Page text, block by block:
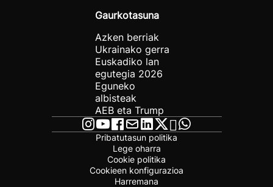
Gaurkotasuna
Azken berriak
Ukrainako gerra
Euskadiko lan
egutegia 2026
Eguneko
albisteak
AEB eta Trump
Pribatutasun politika
Lege oharra
Cookie politika
Cookieen konfigurazioa
Harremana